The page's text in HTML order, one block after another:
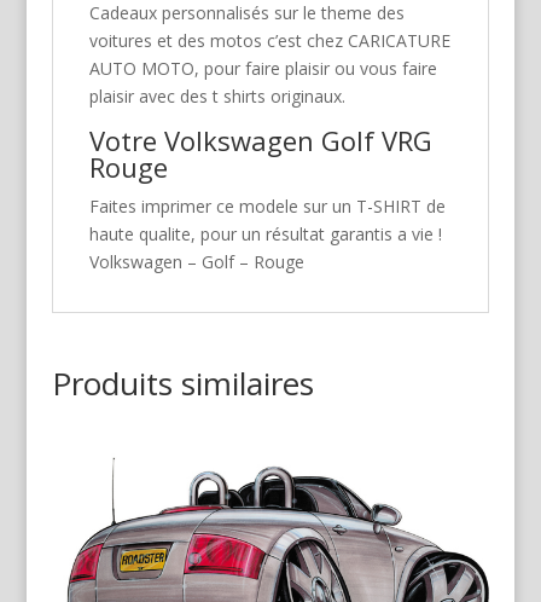
Cadeaux personnalisés sur le theme des
voitures et des motos c’est chez CARICATURE
AUTO MOTO, pour faire plaisir ou vous faire
plaisir avec des t shirts originaux.
Votre Volkswagen Golf VRG
Rouge
Faites imprimer ce modele sur un T-SHIRT de
haute qualite, pour un résultat garantis a vie !
Volkswagen – Golf – Rouge
Produits similaires